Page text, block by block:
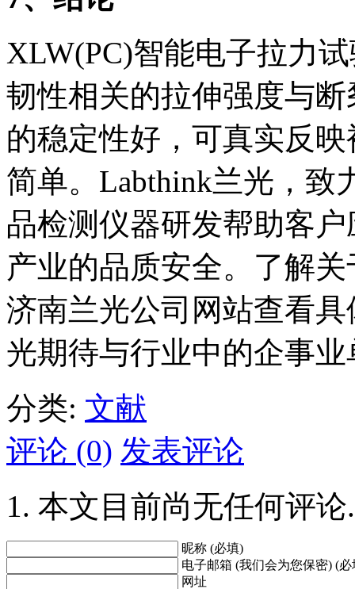
XLW(PC)智能电子拉力
韧性相关的拉伸强度与
的稳定性好，可真实反
简单。Labthink兰光，致
品检测仪器研发帮助客
产业的品质安全。了解
济南兰光公司网站查看
光期待与行业中的企事
分类: 文献
评论 (0) 发表评论
本文目前尚无任何评论.
昵称 (必填)
电子邮箱 (我们会为您保密) (必
网址